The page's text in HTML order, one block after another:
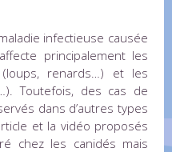
infectieuse causée
principalement les
renards…) et les
Toutefois, des cas de
dans d’autres types
et la vidéo proposés
chez les canidés mais